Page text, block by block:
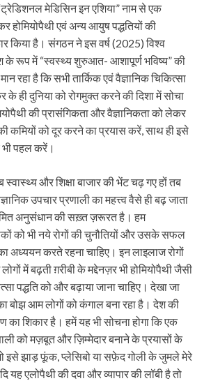
मेडिसिन इन एशिया” नाम से एक
होमियोपैथी एवं अन्य आयुष पद्धतियों की
किया है। संगठन ने इस वर्ष (2025) विश्व
के रूप में “स्वस्थ्य शुरुआत- आशापूर्ण भविष्य” की
रहा है कि सभी तार्किक एवं वैज्ञानिक चिकित्सा
के ही दुनिया को रोगमुक्त करने की दिशा में सोचा
की प्रासंगिकता और वैज्ञानिकता को लेकर
कमियों को दूर करने का प्रयास करें, साथ ही इसे
पहल करें।
और शिक्षा बाजार की भेंट चढ़ गए हों तब
उपचार प्रणाली का महत्त्व वैसे ही बढ़ जाता
अनुसंधान की सख़्त ज़रूरत है। हम
को भी नये रोगों की चुनौतियों और उसके सफल
अध्ययन करते रहना चाहिए। इन लाइलाज रोगों
में बढ़ती ग़रीबी के मद्देनज़र भी होमियोपैथी जैसी
पद्धति को और बढ़ाया जाना चाहिए। देखा जा
बोझ आम लोगों को कंगाल बना रहा है। देश की
का शिकार है। हमें यह भी सोचना होगा कि एक
को मज़बूत और ज़िम्मेदार बनाने के प्रयासों के
इसे झाड़ फूंक, प्लेसिबो या सफ़ेद गोली के जुमले मेरे
यह एलोपैथी की दवा और व्यापार की लॉबी है तो